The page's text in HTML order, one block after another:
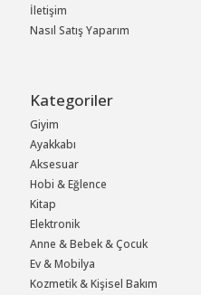
İletişim
Nasıl Satış Yaparım
Kategoriler
Giyim
Ayakkabı
Aksesuar
Hobi & Eğlence
Kitap
Elektronik
Anne & Bebek & Çocuk
Ev & Mobilya
Kozmetik & Kişisel Bakım